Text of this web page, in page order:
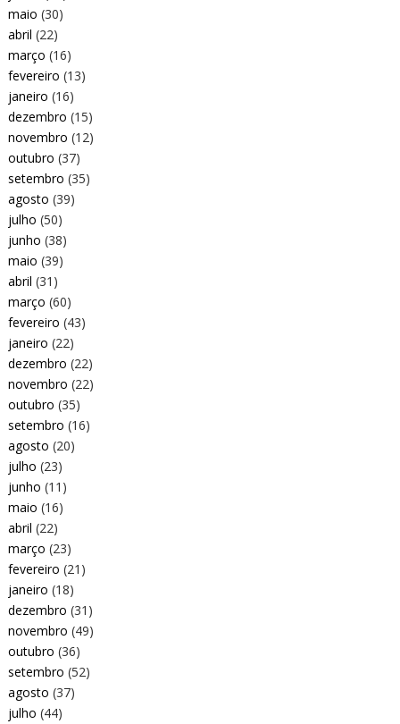
maio (30)
abril (22)
março (16)
fevereiro (13)
janeiro (16)
dezembro (15)
novembro (12)
outubro (37)
setembro (35)
agosto (39)
julho (50)
junho (38)
maio (39)
abril (31)
março (60)
fevereiro (43)
janeiro (22)
dezembro (22)
novembro (22)
outubro (35)
setembro (16)
agosto (20)
julho (23)
junho (11)
maio (16)
abril (22)
março (23)
fevereiro (21)
janeiro (18)
dezembro (31)
novembro (49)
outubro (36)
setembro (52)
agosto (37)
julho (44)